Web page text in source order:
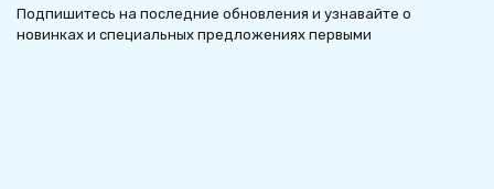
Подпишитесь на последние обновления и узнавайте о
новинках и специальных предложениях первыми